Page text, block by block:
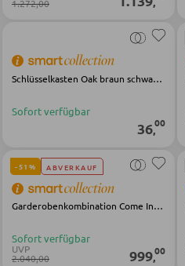
WOHNWÄNDE
Anbauwände
TV-MÖBEL
TV-Elemente
1.272,00
Schlüsselkasten Oak braun schwarz Metall
Sofort verfügbar
36,00
-51% ABVERKAUF
Garderobenkombination Come In graubeige Lack Wildeiche Bianco
Sofort verfügbar
UVP
2.040,00 999,00